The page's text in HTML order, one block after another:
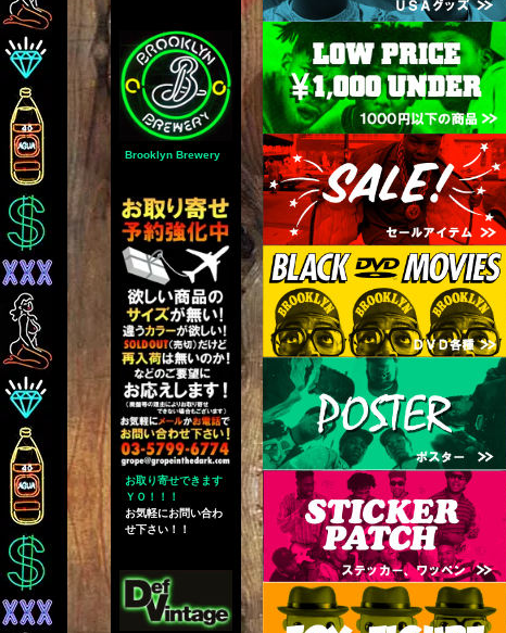
Brooklyn Brewery
お取り寄せできます
ＹＯ！！！
お気軽にお問い合わ
せ下さい！！